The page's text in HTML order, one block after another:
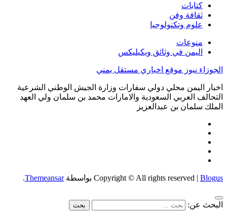
كتابات
ثقافة وفن
علوم وتكنولوجيا
منوعات
اليمن في وثائق ويكيليكس
الجوزاء نيوز موقع اخباري مستقل يمني
اخبار اليمن محلي دولي سفارات وزارة الجيش الوطني الشرعية
التحالف العربي السعودية والامارات محمد بن سلمان ولي العهد
الملك سلمان بن عبدالعزيز
Copyright © All rights reserved | Blogus بواسطةThemeansar
.
البحث عن: